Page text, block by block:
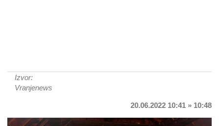
Izvor:
Vranjenews
20.06.2022 10:41 » 10:48